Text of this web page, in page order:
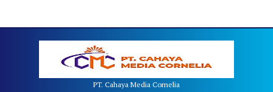
PT. Cahaya Media Cornelia